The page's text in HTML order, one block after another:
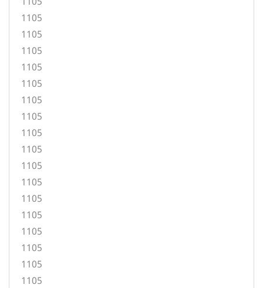
1105
1105
1105
1105
1105
1105
1105
1105
1105
1105
1105
1105
1105
1105
1105
1105
1105